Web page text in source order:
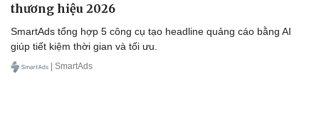
thương hiệu 2026
SmartAds tổng hợp 5 công cụ tạo headline quảng cáo bằng AI
giúp tiết kiệm thời gian và tối ưu.
| SmartAds